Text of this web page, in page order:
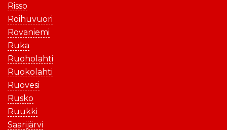
Risso
Roihuvuori
Rovaniemi
Ruka
Ruoholahti
Ruokolahti
Ruovesi
Rusko
Ruukki
Saarijärvi